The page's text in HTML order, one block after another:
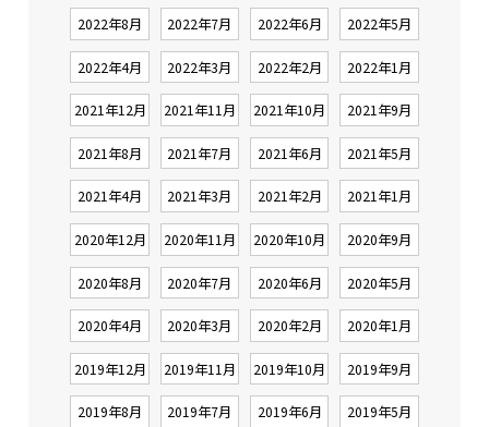
2022年8月 2022年7月 2022年6月 2022年5月
2022年4月 2022年3月 2022年2月 2022年1月
2021年12月 2021年11月 2021年10月 2021年9月
2021年8月 2021年7月 2021年6月 2021年5月
2021年4月 2021年3月 2021年2月 2021年1月
2020年12月 2020年11月 2020年10月 2020年9月
2020年8月 2020年7月 2020年6月 2020年5月
2020年4月 2020年3月 2020年2月 2020年1月
2019年12月 2019年11月 2019年10月 2019年9月
2019年8月 2019年7月 2019年6月 2019年5月